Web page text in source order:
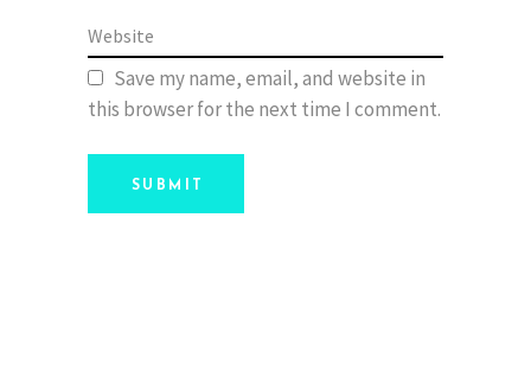
Save my name, email, and website in
this browser for the next time I comment.
SUBMIT